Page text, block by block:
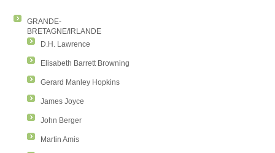
GRANDE-
BRETAGNE/IRLANDE
D.H. Lawrence
Elisabeth Barrett Browning
Gerard Manley Hopkins
James Joyce
John Berger
Martin Amis